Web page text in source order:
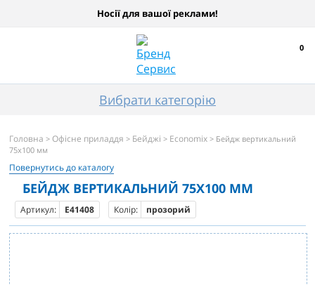
Носії для вашої реклами!
0
Вибрати категорію
Головна > Офісне приладдя > Бейджі > Economiх > Бейдж вертикальний
75х100 мм
Повернутись до каталогу
БЕЙДЖ ВЕРТИКАЛЬНИЙ 75Х100 ММ
Артикул: E41408 Колір: прозорий